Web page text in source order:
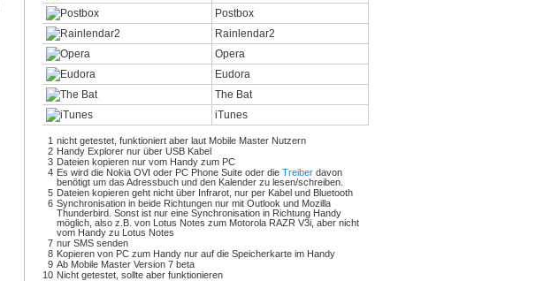
Postbox
Rainlendar2
Opera
Eudora
The Bat
iTunes
1 nicht getestet, funktioniert aber laut Mobile Master Nutzern
2 Handy Explorer nur über USB Kabel
3 Dateien kopieren nur vom Handy zum PC
4 Es wird die Nokia OVI oder PC Phone Suite oder die Treiber davon
benötigt um das Adressbuch und den Kalender zu lesen/schreiben.
5 Dateien kopieren geht nicht über Infrarot, nur per Kabel und Bluetooth
6 Synchronisation in beide Richtungen nur mit Outlook und Mozilla
Thunderbird. Sonst ist nur eine Synchronisation in Richtung Handy
möglich, also z.B. von Lotus Notes zum Motorola RAZR V3i, aber nicht
vom Handy zu Lotus Notes
7 nur SMS senden
8 Kopieren von PC zum Handy nur auf die Speicherkarte im Handy
9 Ab Mobile Master Version 7 beta
10 Nicht getestet, sollte aber funktionieren